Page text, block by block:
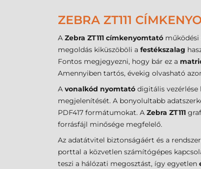
ZEBRA ZT111
A Zebra ZT111 címkenyomtató működési
megoldás kiküszöböli a festékszalag
Fontos megjegyezni, hogy bár ez a
Amennyiben tartós, évekig olvasható
A vonalkód nyomtató digitális vezérlése
megjelenítését. A bonyolultabb
PDF417 formátumokat. A Zebra ZT111
forrásfájl minősége megfelelő.
Az adatátvitel biztonságáért és a
porttal a közvetlen számítógépes
teszi a hálózati megosztást, így egyetlen